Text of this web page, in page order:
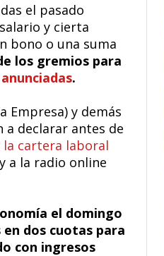
el pasado
y cierta
bono o una suma
los gremios para
.
Empresa) y demás
a declarar antes de
cartera laboral
a la radio online
el domingo
en dos cuotas para
con ingresos